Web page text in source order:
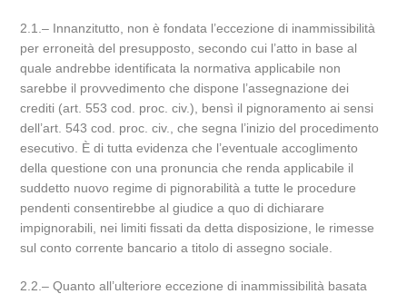
2.1.‒ Innanzitutto, non è fondata l’eccezione di inammissibilità
per erroneità del presupposto, secondo cui l’atto in base al
quale andrebbe identificata la normativa applicabile non
sarebbe il provvedimento che dispone l’assegnazione dei
crediti (art. 553 cod. proc. civ.), bensì il pignoramento ai sensi
dell’art. 543 cod. proc. civ., che segna l’inizio del procedimento
esecutivo. È di tutta evidenza che l’eventuale accoglimento
della questione con una pronuncia che renda applicabile il
suddetto nuovo regime di pignorabilità a tutte le procedure
pendenti consentirebbe al giudice a quo di dichiarare
impignorabili, nei limiti fissati da detta disposizione, le rimesse
sul conto corrente bancario a titolo di assegno sociale.
2.2.‒ Quanto all’ulteriore eccezione di inammissibilità basata